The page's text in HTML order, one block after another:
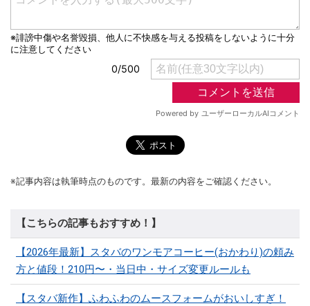
※記事内容は執筆時点のものです。最新の内容をご確認ください。
【こちらの記事もおすすめ！】
【2026年最新】スタバのワンモアコーヒー(おかわり)の頼み
方と値段！210円〜・当日中・サイズ変更ルールも
【スタバ新作】ふわふわのムースフォームがおいしすぎ！